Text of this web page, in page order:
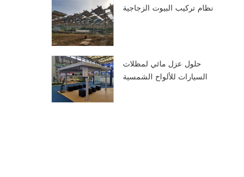
نظام تركيب البيوت الزجاجية
حلول عزل مائي لمظلات
السيارات للألواح الشمسية